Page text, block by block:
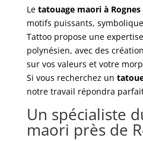
Le tatouage maori à Rognes
motifs puissants,
Tattoo propose une
polynésien, avec des
sur vos valeurs et votre
Si vous recherchez un
notre travail répondra
Un spécialiste
maori près de